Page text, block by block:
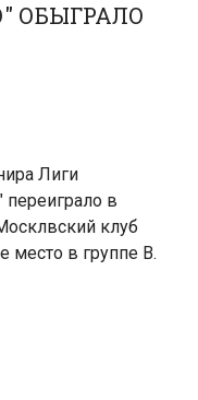
ОБЫГРАЛО
Лиги
в
клуб
место в группе B.